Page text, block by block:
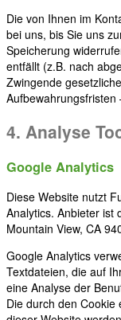
Die von Ihnen im
bei uns, bis Sie uns
Speicherung
entfällt (z.B. nach
Zwingende
4. Analyse
Google Analytics
Diese Website nutzt
Analytics. Anbieter ist
Mountain View, CA
Google Analytics
Textdateien, die auf
eine Analyse der
Die durch den